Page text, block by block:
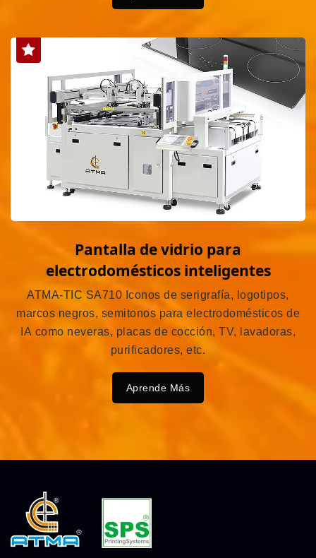
Pantalla de vidrio para
electrodomésticos inteligentes
ATMA-TIC SA710 Iconos de serigrafía, logotipos,
marcos negros, semitonos para electrodomésticos de
IA como neveras, placas de cocción, TV, lavadoras,
purificadores, etc.
Aprende Más